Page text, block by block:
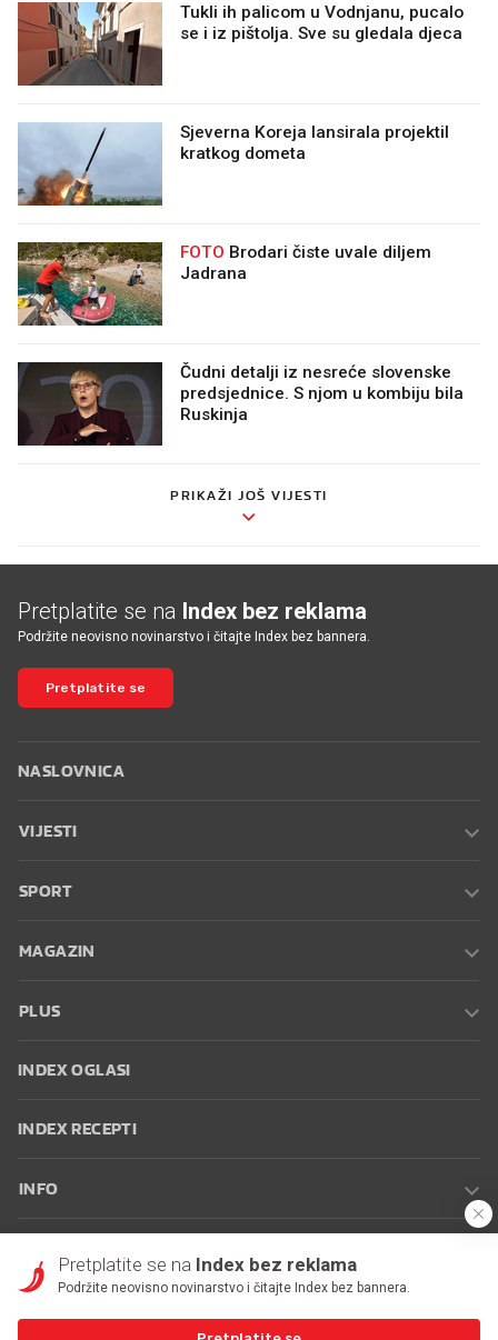
Tukli ih palicom u Vodnjanu, pucalo
se i iz pištolja. Sve su gledala djeca
Sjeverna Koreja lansirala projektil
kratkog dometa
FOTO
Jadrana
Čudni detalji iz nesreće slovenske
predsjednice. S njom u kombiju bila
Ruskinja
PRIKAŽI JOŠ VIJESTI
Pretplatite se na Index bez reklama
Podržite neovisno novinarstvo i čitajte Index bez bannera.
Pretplatite se
NASLOVNICA
VIJESTI
SPORT
MAGAZIN
PLUS
INDEX OGLASI
INDEX RECEPTI
INFO
korištenja
Postavke kolačića
Pretplatite se na Index bez reklama
Podržite neovisno novinarstvo i čitajte Index bez bannera.